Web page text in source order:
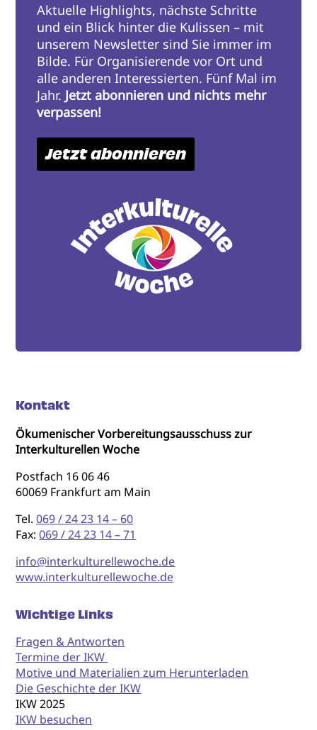
Aktuelle Highlights, nächste Schritte
und ein Blick hinter die Kulissen – mit
unserem Newsletter sind Sie immer im
Bilde. Für Organisierende vor Ort und
alle anderen Interessierten. Fünf Mal im
Jahr. Jetzt abonnieren und nichts mehr
verpassen!
Jetzt abonnieren
Kontakt
Ökumenischer Vorbereitungsausschuss zur
Interkulturellen Woche
Postfach 16 06 46
60069 Frankfurt am Main
Tel.069 / 24 23 14 – 60
Fax:069 / 24 23 14 – 71
info@interkulturellewoche.de
www.interkulturellewoche.de
Wichtige Links
Fragen & Antworten
Termine der IKW
Motive und Materialien zum Herunterladen
Die Geschichte der IKW
IKW 2025
IKW besuchen